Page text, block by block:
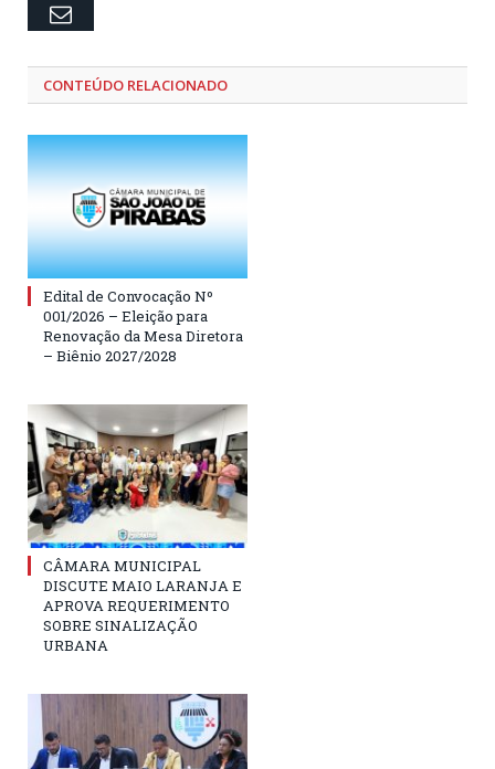
Email
CONTEÚDO RELACIONADO
Edital de Convocação Nº
001/2026 – Eleição para
Renovação da Mesa Diretora
– Biênio 2027/2028
CÂMARA MUNICIPAL
DISCUTE MAIO LARANJA E
APROVA REQUERIMENTO
SOBRE SINALIZAÇÃO
URBANA